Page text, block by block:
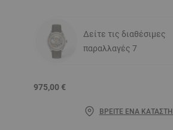
Δείτε τις διαθέσιμες
παραλλαγές 7
975,00 €
ΒΡΕΊΤΕ ΈΝΑ